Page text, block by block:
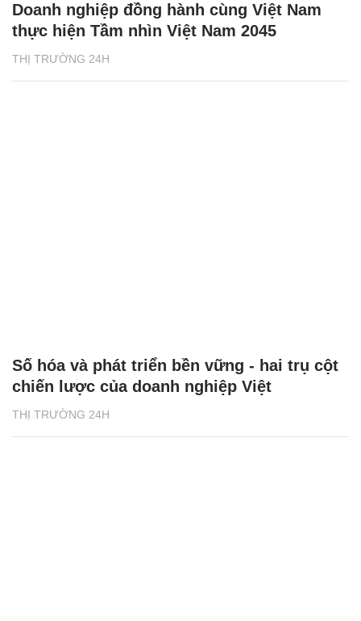
THỊ TRƯỜNG 24H
Doanh nghiệp đồng hành cùng Việt Nam
thực hiện Tầm nhìn Việt Nam 2045
THỊ TRƯỜNG 24H
Số hóa và phát triển bền vững - hai trụ cột
chiến lược của doanh nghiệp Việt